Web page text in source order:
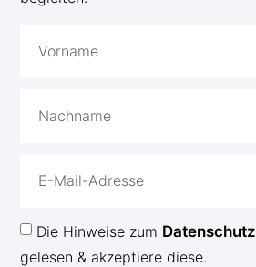
Die Hinweise zum Datenschutz
gelesen & akzeptiere diese.